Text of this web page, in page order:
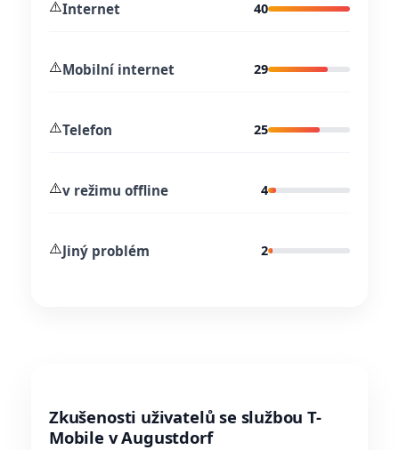
⚠️Internet 40
⚠️Mobilní internet 29
⚠️Telefon 25
⚠️v režimu offline 4
⚠️Jiný problém 2
Zkušenosti uživatelů se službou T-
Mobile v Augustdorf